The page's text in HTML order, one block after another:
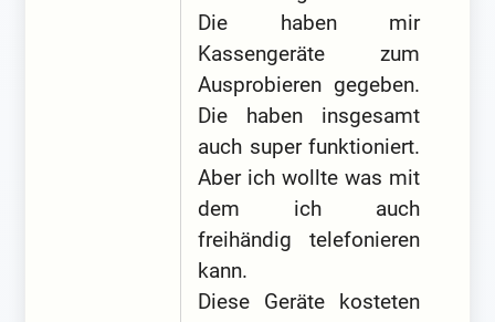
Die haben mir
Kassengeräte zum
Ausprobieren gegeben.
Die haben insgesamt
auch super funktioniert.
Aber ich wollte was mit
dem ich auch
freihändig telefonieren
kann.
Diese Geräte kosteten